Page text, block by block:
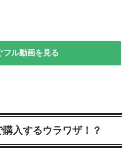
フル動画を見る
入するウラワザ！？